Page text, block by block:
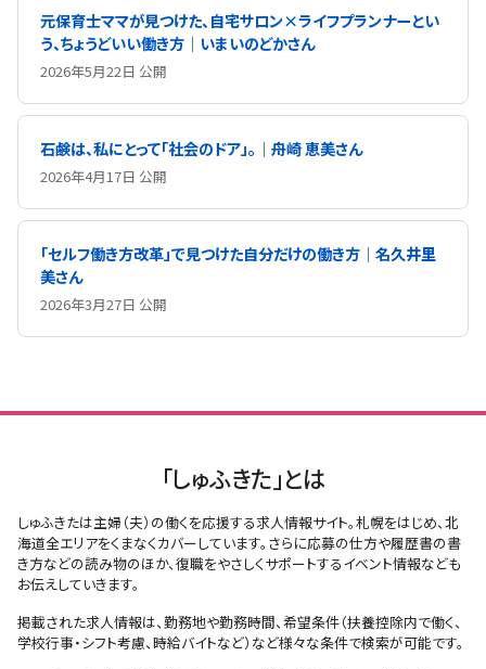
元保育士ママが見つけた、自宅サロン×ライフプランナーとい
う、ちょうどいい働き方｜いまいのどかさん
2026年5月22日 公開
石鹸は、私にとって「社会のドア」。｜舟崎 恵美さん
2026年4月17日 公開
「セルフ働き方改革」で見つけた自分だけの働き方｜名久井里
美さん
2026年3月27日 公開
「しゅふきた」とは
しゅふきたは主婦（夫）の働くを応援する求人情報サイト。札幌をはじめ、北
海道全エリアをくまなくカバーしています。さらに応募の仕方や履歴書の書
き方などの読み物のほか、復職をやさしくサポートするイベント情報なども
お伝えしていきます。
掲載された求人情報は、勤務地や勤務時間、希望条件（扶養控除内で働く、
学校行事・シフト考慮、時給バイトなど）など様々な条件で検索が可能です。